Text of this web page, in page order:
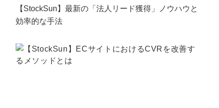
【StockSun】最新の「法人リード獲得」ノウハウと
効率的な手法